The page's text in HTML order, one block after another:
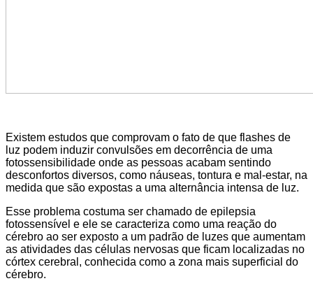
Existem estudos que comprovam o fato de que flashes de
luz podem induzir convulsões em decorrência de uma
fotossensibilidade onde as pessoas acabam sentindo
desconfortos diversos, como náuseas, tontura e mal-estar, na
medida que são expostas a uma alternância intensa de luz.
Esse problema costuma ser chamado de epilepsia
fotossensível e ele se caracteriza como uma reação do
cérebro ao ser exposto a um padrão de luzes que aumentam
as atividades das células nervosas que ficam localizadas no
córtex cerebral, conhecida como a zona mais superficial do
cérebro.